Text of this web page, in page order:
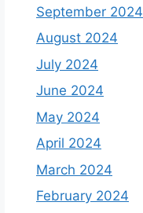
September 2024
August 2024
July 2024
June 2024
May 2024
April 2024
March 2024
February 2024